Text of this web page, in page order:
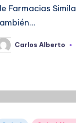
Farmacias
Carlos Alberto